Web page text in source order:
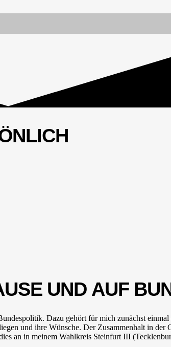
UND AUF
Dazu gehört für mich zunächst
und ihre Wünsche. Der Zusammenhalt in der
an in meinem Wahlkreis Steinfurt III